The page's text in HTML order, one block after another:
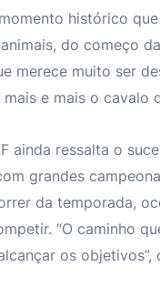
histórico
do começo
merece muito ser
e mais o cavalo
ainda ressalta o
grandes
da temporada,
“O caminho
os